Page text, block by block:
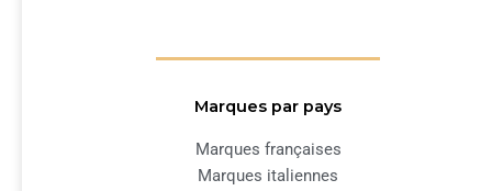
Marques par pays
Marques françaises
Marques italiennes